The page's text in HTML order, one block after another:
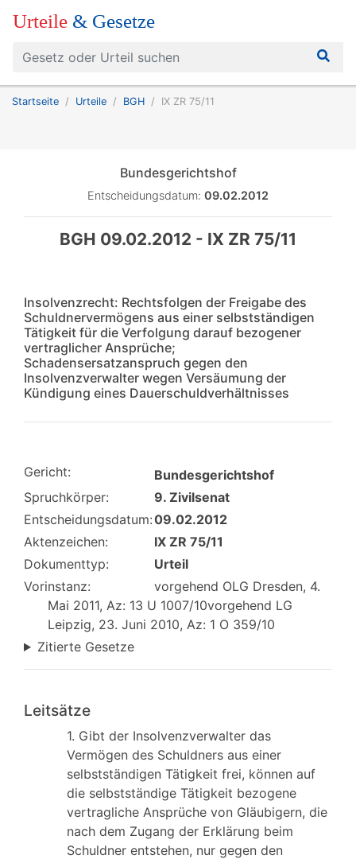
Urteile & Gesetze
Startseite Urteile BGH IX ZR 75/11
Bundesgerichtshof
Entscheidungsdatum: 09.02.2012
BGH 09.02.2012 - IX ZR 75/11
Insolvenzrecht: Rechtsfolgen der Freigabe des
Schuldnervermögens aus einer selbstständigen
Tätigkeit für die Verfolgung darauf bezogener
vertraglicher Ansprüche;
Schadensersatzanspruch gegen den
Insolvenzverwalter wegen Versäumung der
Kündigung eines Dauerschuldverhältnisses
Gericht:
Bundesgerichtshof
Spruchkörper:
9. Zivilsenat
Entscheidungsdatum:09.02.2012
Aktenzeichen:
IX ZR 75/11
Dokumenttyp:
Urteil
Vorinstanz:
vorgehend OLG Dresden, 4.
Mai 2011, Az: 13 U 1007/10vorgehend LG
Leipzig, 23. Juni 2010, Az: 1 O 359/10
Zitierte Gesetze
Leitsätze
1. Gibt der Insolvenzverwalter das
Vermögen des Schuldners aus einer
selbstständigen Tätigkeit frei, können auf
die selbstständige Tätigkeit bezogene
vertragliche Ansprüche von Gläubigern, die
nach dem Zugang der Erklärung beim
Schuldner entstehen, nur gegen den